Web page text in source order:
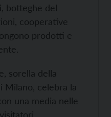
botteghe del
cooperative
prodotti e
sorella della
Milano, celebra la
una media nelle